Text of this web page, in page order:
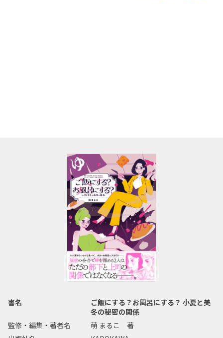
書名
ご飯にする？お風呂にする？ 小夏と美
冬の秘密の関係
監修・編集・著者名
萌 まるこ 著